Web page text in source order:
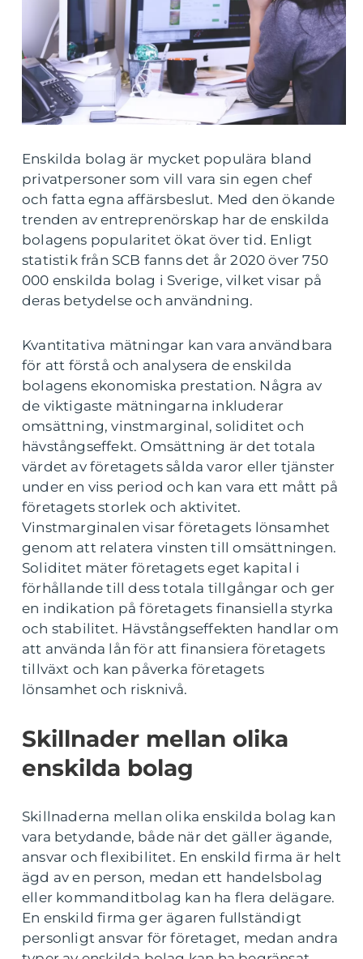
Enskilda bolag är mycket populära bland
privatpersoner som vill vara sin egen chef
och fatta egna affärsbeslut. Med den ökande
trenden av entreprenörskap har de enskilda
bolagens popularitet ökat över tid. Enligt
statistik från SCB fanns det år 2020 över 750
000 enskilda bolag i Sverige, vilket visar på
deras betydelse och användning.
Kvantitativa mätningar kan vara användbara
för att förstå och analysera de enskilda
bolagens ekonomiska prestation. Några av
de viktigaste mätningarna inkluderar
omsättning, vinstmarginal, soliditet och
hävstångseffekt. Omsättning är det totala
värdet av företagets sålda varor eller tjänster
under en viss period och kan vara ett mått på
företagets storlek och aktivitet.
Vinstmarginalen visar företagets lönsamhet
genom att relatera vinsten till omsättningen.
Soliditet mäter företagets eget kapital i
förhållande till dess totala tillgångar och ger
en indikation på företagets finansiella styrka
och stabilitet. Hävstångseffekten handlar om
att använda lån för att finansiera företagets
tillväxt och kan påverka företagets
lönsamhet och risknivå.
Skillnader mellan olika
enskilda bolag
Skillnaderna mellan olika enskilda bolag kan
vara betydande, både när det gäller ägande,
ansvar och flexibilitet. En enskild firma är helt
ägd av en person, medan ett handelsbolag
eller kommanditbolag kan ha flera delägare.
En enskild firma ger ägaren fullständigt
personligt ansvar för företaget, medan andra